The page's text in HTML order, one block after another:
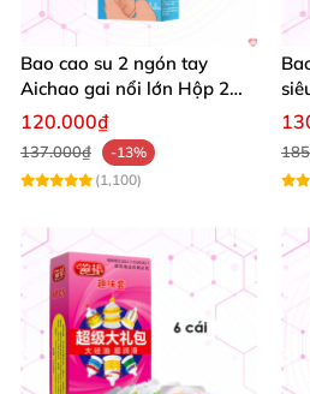
nào khít dương vật hoàn
áiđược hoàn toàn dễ chịu
Có thể xuất tinh thẳng vào
gân PrettyLove do vậy khi
sạch kỹ bảo quản tại nơi
Bao cao su 2 ngón tay
Aichao gai nổi lớn Hộp 2
cái kích thích cực đỉnh
120.000₫
137.000₫
-13%
(1,100)